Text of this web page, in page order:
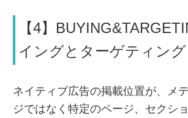
【4】
イングとターゲティング
ネイティブ広告の掲載位置が、メ
ジではなく特定のページ、セクシ